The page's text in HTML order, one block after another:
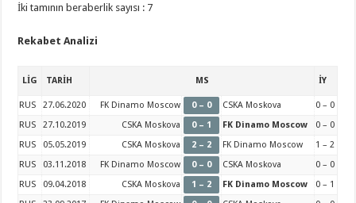
İki tamının beraberlik sayısı : 7
Rekabet Analizi
LİG TARİH MS İY
RUS 27.06.2020 FK Dinamo Moscow 0 – 0 CSKA Moskova
0 – 0
RUS
27.10.2019 CSKA Moskova 0 – 1 FK Dinamo Moscow
0 – 0
RUS
05.05.2019 CSKA Moskova 2 – 2 FK Dinamo Moscow
1 – 2
RUS
03.11.2018 FK Dinamo Moscow 0 – 0 CSKA Moskova
0 – 0
RUS
09.04.2018 CSKA Moskova 1 – 2 FK Dinamo Moscow
0 – 1